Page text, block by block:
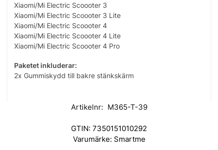
Xiaomi/Mi Electric Scoooter 3
Xiaomi/Mi Electric Scoooter 3 Lite
Xiaomi/Mi Electric Scoooter 4
Xiaomi/Mi Electric Scoooter 4 Lite
Xiaomi/Mi Electric Scoooter 4 Pro
Paketet inkluderar:
2x Gummiskydd till bakre stänkskärm
Artikelnr: M365-T-39
GTIN: 7350151010292
Varumärke: Smartme